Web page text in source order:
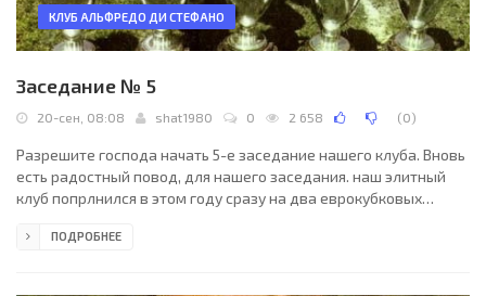
КЛУБ АЛЬФРЕДО ДИ СТЕФАНО
Заседание № 5
20-сен, 08:08 shat1980 0 2 658 (0)
Разрешите господа начать 5-е заседание нашего клуба. Вновь
есть радостный повод, для нашего заседания. наш элитный
клуб попрлнился в этом году сразу на два еврокубковых
забивали в текущем сезоне. Наше заседание будет разбито на
ПОДРОБНЕЕ